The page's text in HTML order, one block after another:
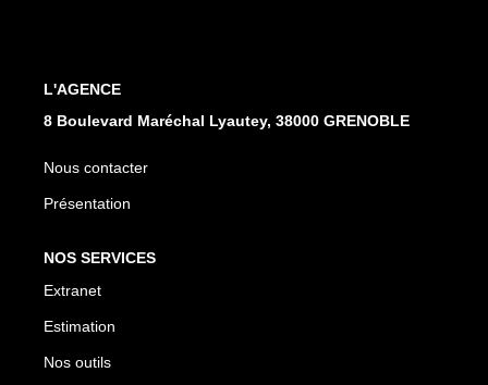
L'AGENCE
8 Boulevard Maréchal Lyautey, 38000 GRENOBLE
Nous contacter
Présentation
NOS SERVICES
Extranet
Estimation
Nos outils